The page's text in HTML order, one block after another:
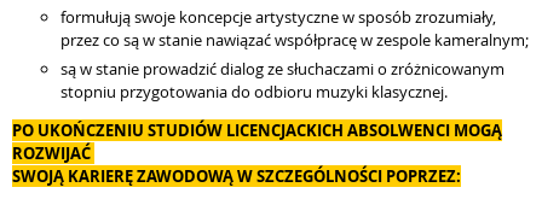
formułują swoje koncepcje artystyczne w sposób zrozumiały,
przez co są w stanie nawiązać współpracę w zespole kameralnym;
są w stanie prowadzić dialog ze słuchaczami o zróżnicowanym
stopniu przygotowania do odbioru muzyki klasycznej.
PO UKOŃCZENIU STUDIÓW LICENCJACKICH ABSOLWENCI MOGĄ
ROZWIJAĆ
SWOJĄ KARIERĘ ZAWODOWĄ W SZCZEGÓLNOŚCI POPRZEZ: